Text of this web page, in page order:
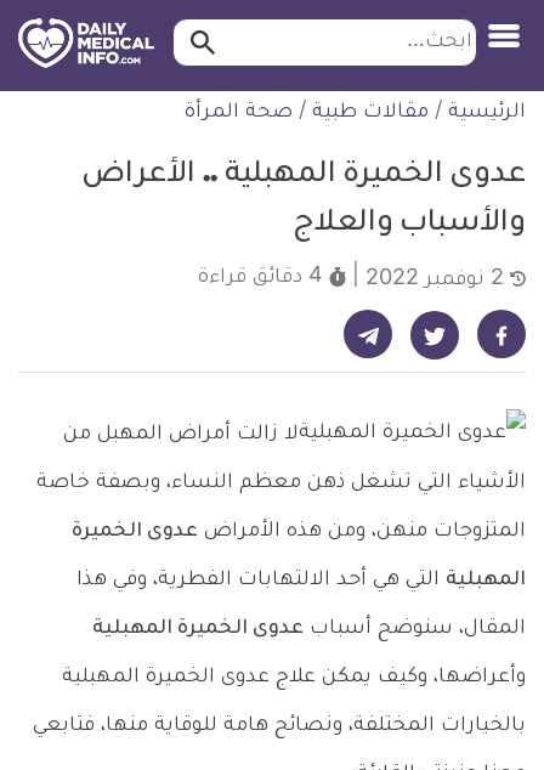
التخطي
للمحتوى
ابحث ابحث…
الرئيسية / مقالات طبية / صحة المرأة
عدوى الخميرة المهبلية .. الأعراض
والأسباب والعلاج
4 دقائق قراءة
شارك على فيسبوك - ديلي ميديكال انفو شارك على تويتر - ديلي ميديكال انفو شارك على تيليجرام - ديلي ميديكال انفو
لا زالت أمراض المهبل من
الأشياء التي تشغل ذهن معظم النساء، وبصفة خاصة
المتزوجات منهن، ومن هذه الأمراض عدوى الخميرة
المهبلية التي هي أحد الالتهابات الفطرية، وفي هذا
المقال، سنوضح أسباب عدوى الخميرة المهبلية
وأعراضها، وكيف يمكن علاج عدوى الخميرة المهبلية
بالخيارات المختلفة، ونصائح هامة للوقاية منها، فتابعي